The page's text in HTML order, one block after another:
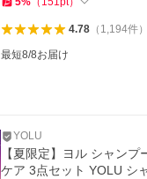
4.78（ 1,194件）
最短8/8お届け
YOLU
【夏限定】ヨル シャンプー フィ
ケア 3点セット YOLU シ